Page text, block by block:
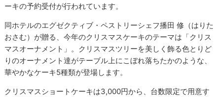
ーキの予約受付が行われています。
同ホテルのエグゼクティブ・ペストリーシェフ播田 修（はりた
おさむ）が贈る、今年のクリスマスケーキのテーマは「クリス
マスオーナメント」。クリスマスツリーを美しく飾る色とりど
りのオーナメント達がテーブル上にこぼれ落ちたかのような、
華やかなケーキ5種類が登場します。
クリスマスショートケーキは3,000円から、台数限定で用意す